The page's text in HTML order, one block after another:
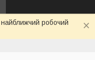
робочий